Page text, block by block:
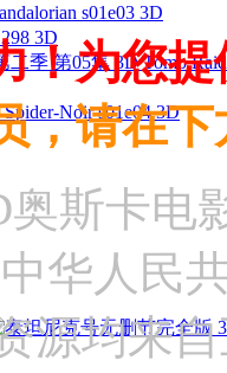
s01e03 3D
3D
季 第05集 3D Tomb
Noir s01e04 3D
！为您
，请在
斯卡电
华人民
源均来